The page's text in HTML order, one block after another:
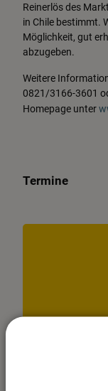
Reinerlös des
in Chile bestimmt.
Möglichkeit, gut
abzugeben.
Weitere
0821/3166-3601
Homepage unter
Termine